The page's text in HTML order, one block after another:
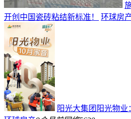
开创中国瓷砖粘结新标准！
环球房
阳光大集团阳光物